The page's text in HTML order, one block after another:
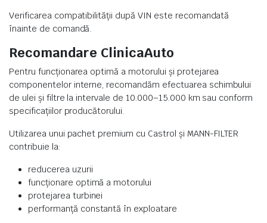
Verificarea compatibilității după VIN este recomandată
înainte de comandă.
Recomandare ClinicaAuto
Pentru funcționarea optimă a motorului și protejarea
componentelor interne, recomandăm efectuarea schimbului
de ulei și filtre la intervale de 10.000–15.000 km sau conform
specificațiilor producătorului.
Utilizarea unui pachet premium cu Castrol și MANN-FILTER
contribuie la:
reducerea uzurii
funcționare optimă a motorului
protejarea turbinei
performanță constantă în exploatare